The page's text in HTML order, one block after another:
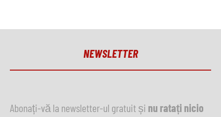
NEWSLETTER
Abonați-vă la newsletter-ul gratuit și nu ratați nicio